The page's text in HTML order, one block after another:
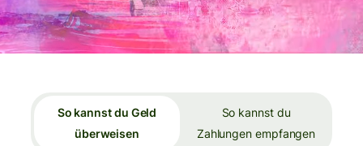
So kannst du Geld
überweisen
So kannst du
Zahlungen empfangen